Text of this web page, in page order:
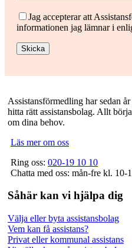
Jag accepterar att
informationen jag lämnar i
Assistansförmedling har sedan
hitta rätt assistansbolag. Allt
om dina behov.
Läs mer om oss
Ring oss: 020-19 10 10
Chatta med oss: mån-fre kl. 10-
Såhär kan vi hjälpa dig
Välja eller byta assistansbolag
Vem kan få assistans?
Privat eller kommunal assistans